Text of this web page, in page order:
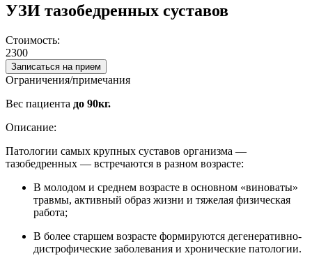
УЗИ тазобедренных суставов
Стоимость:
2300
Записаться на прием
Ограничения/примечания
Вес пациента до 90кг.
Описание:
Патологии самых крупных суставов организма ―
тазобедренных ― встречаются в разном возрасте:
В молодом и среднем возрасте в основном «виноваты»
травмы, активный образ жизни и тяжелая физическая
работа;
В более старшем возрасте формируются дегенеративно-
дистрофические заболевания и хронические патологии.